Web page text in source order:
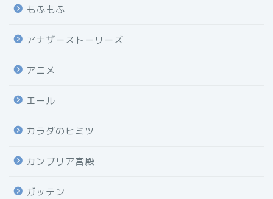
もふもふ
アナザーストーリーズ
アニメ
エール
カラダのヒミツ
カンブリア宮殿
ガッテン